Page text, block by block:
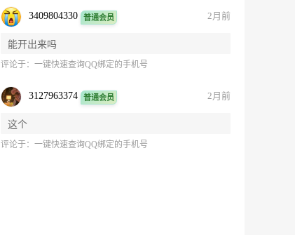
3409804330 普通会员 2月前
能开出来吗
评论于：一键快速查询QQ绑定的手机号
3127963374 普通会员 2月前
这个
评论于：一键快速查询QQ绑定的手机号